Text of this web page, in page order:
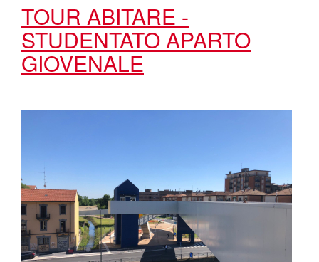
TOUR ABITARE -
STUDENTATO APARTO
GIOVENALE